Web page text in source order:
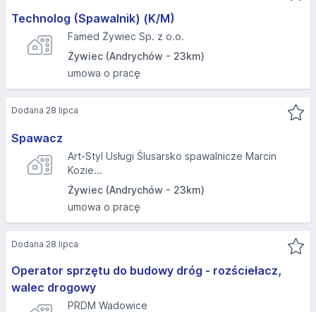
Technolog (Spawalnik) (K/M)
Famed Żywiec Sp. z o.o.
Żywiec (Andrychów - 23km)
umowa o pracę
Spawacz
Art-Styl Usługi Ślusarsko spawalnicze Marcin
Kozie...
Żywiec (Andrychów - 23km)
umowa o pracę
Dodana 28 lipca
Operator sprzętu do budowy dróg - rozściełacz,
walec drogowy
PRDM Wadowice
Dodana 28 lipca